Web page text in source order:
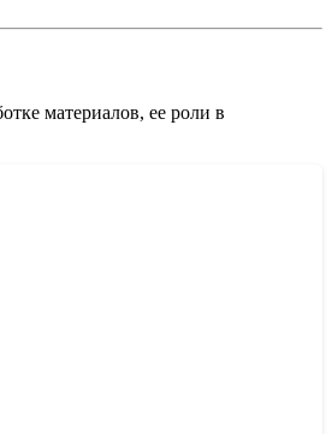
материалов, ее роли в